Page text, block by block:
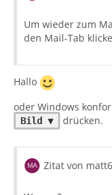
Um wieder zum
den Mail-Tab
Hallo
oder Windows
Bild ▼ drücken.
Zitat von